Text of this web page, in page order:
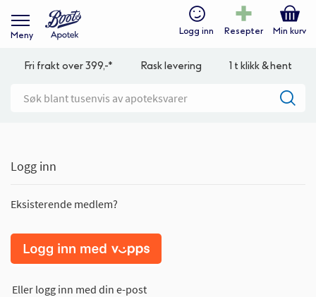
Meny Logg inn Resepter Min kurv
Fri frakt over 399,-* Rask levering 1 t klikk & hent
Logg inn
Eksisterende medlem?
Eller logg inn med din e-post